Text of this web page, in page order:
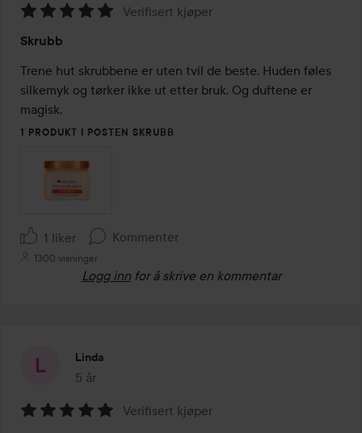
5
av
5
Verifisert kjøper
Skrubb
Trene hut skrubbene er uten tvil de beste. Huden føles
silkemyk og tørker ikke ut etter bruk. Og duftene er
magisk.
1 PRODUKT I POSTEN SKRUBB
1 liker Kommenter
1300 visninger
Logg inn for å skrive en kommentar
Linda
5 år
Innlegget ble opprettet 5 år
Verifisert kjøper